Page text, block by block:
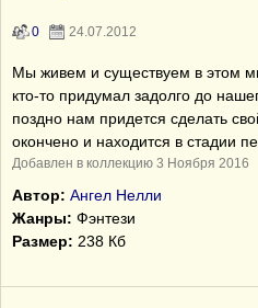
0 24.07.2012
Мы живем и существуем в этом
кто-то придумал задолго до
поздно нам придется сделать
окoнчено и находится в стадии
Добавлен в коллекцию 3 Ноября 2016
Автор: Ангел Нелли
Жанры: Фэнтези
Размер: 238 Кб